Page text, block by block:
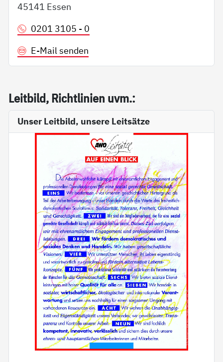
45141 Essen
0201 3105 - 0
E-Mail senden
Leit­bild, Richt­li­ni­en uvm.:
Unser Leitbild, unsere Leitsätze